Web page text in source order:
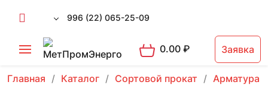
996 (22) 065-25-09
0.00₽ Заявка
Главная Каталог Сортовой прокат Арматура